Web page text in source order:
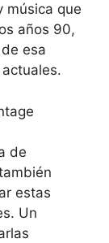
música que
años 90,
esa
de
estas
Un